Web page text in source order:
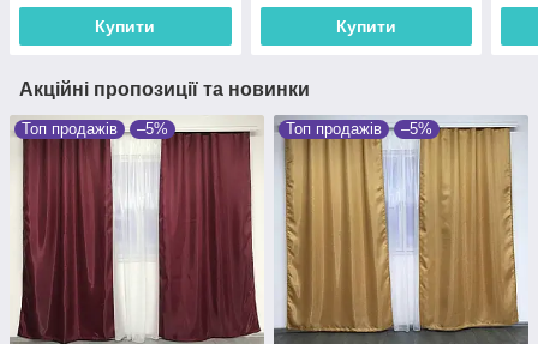
Купити Купити
Акційні пропозиції та новинки
Топ продажів –5% Топ продажів –5%